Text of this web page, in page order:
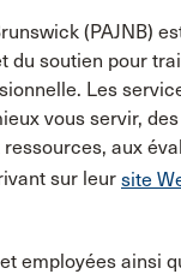
(PAJNB)
soutien pour
Les
vous servir,
aux
sur leur site
employées ainsi